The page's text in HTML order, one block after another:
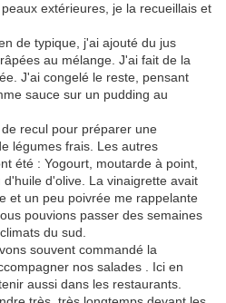
extérieures, je la recueillais et
de typique, j'ai ajouté du jus
au mélange. J'ai fait de la
J'ai congelé le reste, pensant
sauce sur un pudding au
recul pour préparer une
légumes frais. Les autres
été : Yogourt, moutarde à point,
d'olive. La vinaigrette avait
et un peu poivrée me rappelante
pouvions passer des semaines
du sud.
souvent commandé la
nos salades . Ici en
aussi dans les restaurants.